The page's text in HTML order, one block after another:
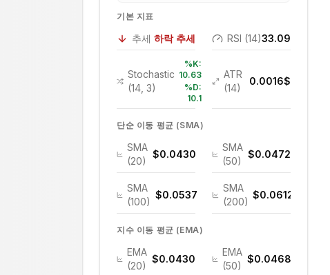
기본 지표
추세 하락 추세 RSI (14)33.09
Stochastic
(14, 3)
%K:
10.63
%D:
10.1
ATR
(14)
0.0016$
단순 이동 평균 (SMA)
SMA
(20)
$0.0430
SMA
(50)
$0.0472
SMA
(100)
$0.0537
SMA
(200)
$0.0612
지수 이동 평균 (EMA)
EMA
(20)
$0.0430
EMA
(50)
$0.0468